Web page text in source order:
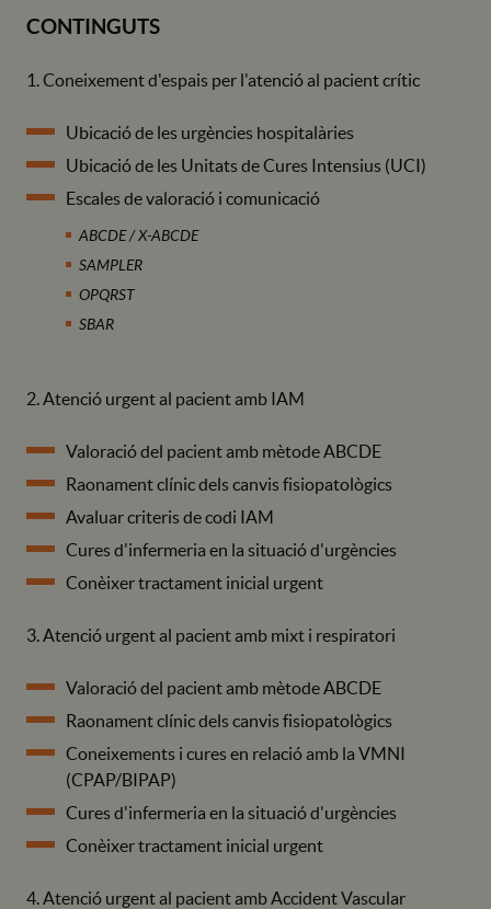
CONTINGUTS
1. Coneixement d'espais per l'atenció al pacient crític
Ubicació de les urgències hospitalàries
Ubicació de les Unitats de Cures Intensius (UCI)
Escales de valoració i comunicació
ABCDE / X-ABCDE
SAMPLER
OPQRST
SBAR
2. Atenció urgent al pacient amb IAM
Valoració del pacient amb mètode ABCDE
Raonament clínic dels canvis fisiopatològics
Avaluar criteris de codi IAM
Cures d'infermeria en la situació d'urgències
Conèixer tractament inicial urgent
3. Atenció urgent al pacient amb mixt i respiratori
Valoració del pacient amb mètode ABCDE
Raonament clínic dels canvis fisiopatològics
Coneixements i cures en relació amb la VMNI
(CPAP/BIPAP)
Cures d'infermeria en la situació d'urgències
Conèixer tractament inicial urgent
4. Atenció urgent al pacient amb Accident Vascular